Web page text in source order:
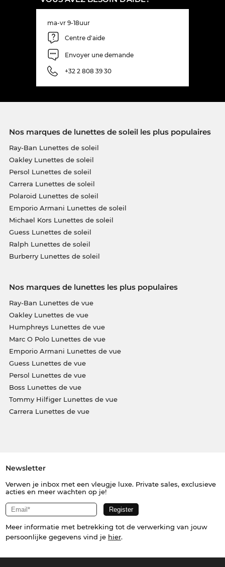
ma-vr 9-18uur
Centre d'aide
Envoyer une demande
+32 2 808 39 30
Nos marques de lunettes de soleil les plus populaires
Ray-Ban Lunettes de soleil
Oakley Lunettes de soleil
Persol Lunettes de soleil
Carrera Lunettes de soleil
Polaroid Lunettes de soleil
Emporio Armani Lunettes de soleil
Michael Kors Lunettes de soleil
Guess Lunettes de soleil
Ralph Lunettes de soleil
Burberry Lunettes de soleil
Nos marques de lunettes les plus populaires
Ray-Ban Lunettes de vue
Oakley Lunettes de vue
Humphreys Lunettes de vue
Marc O Polo Lunettes de vue
Emporio Armani Lunettes de vue
Guess Lunettes de vue
Persol Lunettes de vue
Boss Lunettes de vue
Tommy Hilfiger Lunettes de vue
Carrera Lunettes de vue
Newsletter
Verwen je inbox met een vleugje luxe. Private sales, exclusieve
acties en meer wachten op je!
Meer informatie met betrekking tot de verwerking van jouw
persoonlijke gegevens vind je hier.